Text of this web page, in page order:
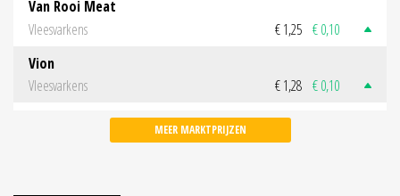
Van Rooi Meat
Vleesvarkens
€ 1,25 € 0,10
Vion
Vleesvarkens
€ 1,28 € 0,10
MEER MARKTPRIJZEN